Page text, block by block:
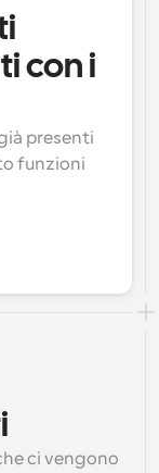
con i
presenti
funzioni
ci vengono